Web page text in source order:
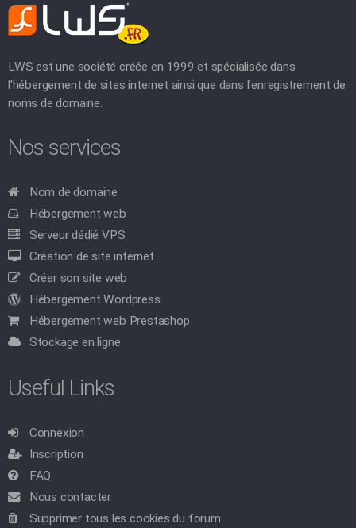
LWS est une société créée en 1999 et spécialisée dans
l'hébergement de sites internet ainsi que dans l'enregistrement de
noms de domaine.
Nos services
Nom de domaine
Hébergement web
Serveur dédié VPS
Création de site internet
Créer son site web
Hébergement Wordpress
Hébergement web Prestashop
Stockage en ligne
Useful Links
Connexion
Inscription
FAQ
Nous contacter
Supprimer tous les cookies du forum